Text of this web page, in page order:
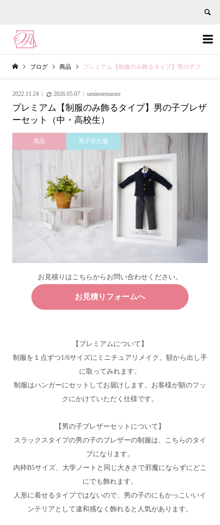


ブログ 商品 プレミアム【制服のみ飾るタイプ】男の子ブレザーセット（中・高校生）
2022.11.24 2026.05.07 uminotemaster
プレミアム【制服のみ飾るタイプ】男の子ブレザ
ーセット（中・高校生）
商品 男子学生服
お見積りはこちらからお問い合わせください。
お見積りフォームへ
【プレミアムについて】
制服を１点ずつ1/6サイズにミニチュアリメイク。額から出し手
に取ってみれます。
制服はハンガーにセットしてお届けします。お客様が額のフッ
クにかけていただく仕様です。
【男の子ブレザーセットについて】
スラックスタイプの男の子のブレザーの制服は、こちらのタイ
プになります。
内枠B5サイズ、大学ノートと同じ大きさで邪魔にならずにどこ
にでも飾れます。
人形に着せるタイプではないので、男の子のにもかっこいいイ
ンテリアとして違和感なく飾れると人気があります。